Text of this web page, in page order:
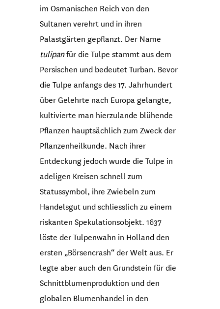
im Osmanischen Reich von den
Sultanen verehrt und in ihren
Palastgärten gepflanzt. Der Name
tulipanfür die Tulpe stammt aus dem
Persischen und bedeutet Turban. Bevor
die Tulpe anfangs des 17. Jahrhundert
über Gelehrte nach Europa gelangte,
kultivierte man hierzulande blühende
Pflanzen hauptsächlich zum Zweck der
Pflanzenheilkunde. Nach ihrer
Entdeckung jedoch wurde die Tulpe in
adeligen Kreisen schnell zum
Statussymbol, ihre Zwiebeln zum
Handelsgut und schliesslich zu einem
riskanten Spekulationsobjekt. 1637
löste der Tulpenwahn in Holland den
ersten „Börsencrash“ der Welt aus. Er
legte aber auch den Grundstein für die
Schnittblumenproduktion und den
globalen Blumenhandel in den